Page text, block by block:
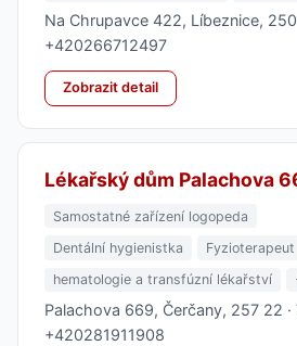
Na Chrupavce 422, Líbeznice, 250
+420266712497
Zobrazit detail
Lékařský dům Palachova
Samostatné zařízení logopeda
Dentální hygienistka
Fyzioterapeut
hematologie a transfúzní lékařství
Palachova 669, Čerčany, 257 22 ·
+420281911908